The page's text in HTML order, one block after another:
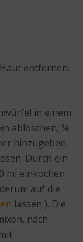
entfernen.
in einem
ablöschen, ¾
hinzugeben.
Durch ein
ml einkochen
auf die
lassen ). Die
nach